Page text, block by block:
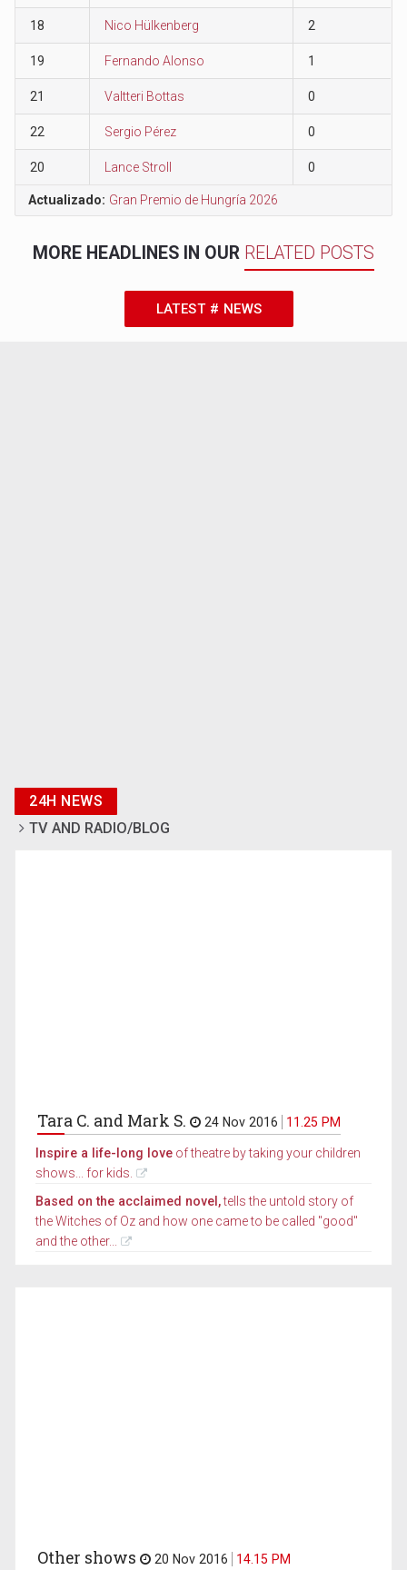
18 Nico Hülkenberg 2
19 Fernando Alonso 1
21 Valtteri Bottas 0
22 Sergio Pérez 0
20 Lance Stroll 0
Actualizado: Gran Premio de Hungría 2026
MORE HEADLINES IN OUR RELATED POSTS
LATEST # NEWS
24H NEWS
TV AND RADIO/BLOG
Tara C. and Mark S. 24 Nov 2016 11.25 PM
Inspire a life-long love of theatre by taking your children
shows... for kids.
Based on the acclaimed novel,tells the untold story of
the Witches of Oz and how one came to be called "good"
and the other...
Other shows 20 Nov 2016 14.15 PM